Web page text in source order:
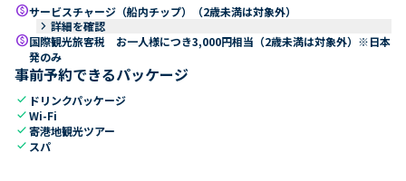
paidサービスチャージ（船内チップ）（2歳未満は対象外）
keyboard_arrow_right 詳細を確認
paid国際観光旅客税 お一人様につき3,000円相当（2歳未満は対象外）※日本
発のみ
事前予約できるパッケージ
check ドリンクパッケージ
checkWi-Fi
check寄港地観光ツアー
check スパ